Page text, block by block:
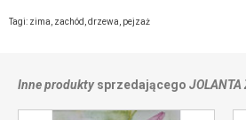
Jolanta Zdanowicz, Relaksowa, 26 m 8 , 20-819
sprzedającym
Tagi: zima zachód drzewa pejzaż
Inne produktysprzedającego JOLANTA